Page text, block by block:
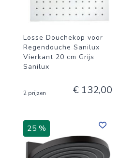
Losse Douchekop voor
Regendouche Sanilux
Vierkant 20 cm Grijs
Sanilux
2 prijzen € 132,00
25 %